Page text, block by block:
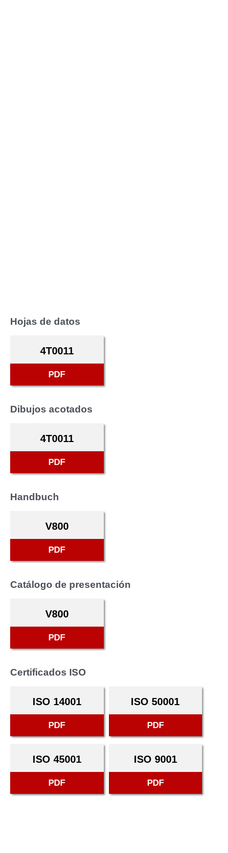
Hojas de datos
4T0011
PDF
Dibujos acotados
4T0011
PDF
Handbuch
V800
PDF
Catálogo de presentación
V800
PDF
Certificados ISO
ISO 14001
PDF
ISO 50001
PDF
ISO 45001
PDF
ISO 9001
PDF